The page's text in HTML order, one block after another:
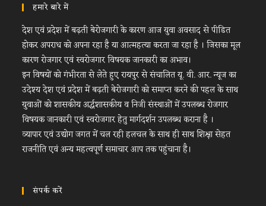
हमारे बारे में
देश एवं प्रदेश में बढ़ती बेरोजगारी के कारण आज युवा अवसाद से पीडित
होकर अपराध को अपना रहा है या आत्महत्या करता जा रहा है । जिसका मूल
कारण रोजगार एवं स्वरोजगार विषयक जानकारी का अभाव।
इन विषयों को गंभीरता से लेते हुए रायपुर से संचालित यू. वी. आर. न्यूज का
उदेश्य देश एवं प्रदेश में बढ़ती बेरोजगारी को समाप्त करने की पहल के साथ
युवाओं को शासकीय अर्द्धशासकीय व निजी संस्थाओं में उपलब्ध रोजगार
विषयक जानकारी एवं स्वरोजगार हेतु मार्गदर्शन उपलब्ध कराना है ।
व्यापार एवं उद्योग जगत में चल रही हलचल के साथ ही साथ शिक्षा सेहत
राजनीति एवं अन्य महत्वपूर्ण समाचार आप तक पहुंचाना है।
संपर्क करें